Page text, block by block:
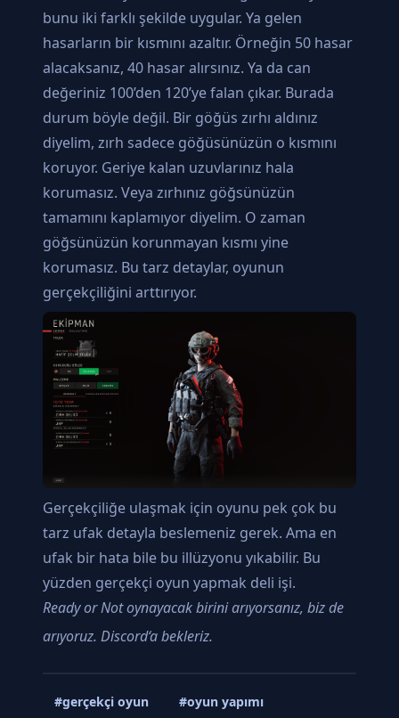
bunu iki farklı şekilde uygular. Ya gelen
hasarların bir kısmını azaltır. Örneğin 50 hasar
alacaksanız, 40 hasar alırsınız. Ya da can
değeriniz 100’den 120’ye falan çıkar. Burada
durum böyle değil. Bir göğüs zırhı aldınız
diyelim, zırh sadece göğüsünüzün o kısmını
koruyor. Geriye kalan uzuvlarınız hala
korumasız. Veya zırhınız göğsünüzün
tamamını kaplamıyor diyelim. O zaman
göğsünüzün korunmayan kısmı yine
korumasız. Bu tarz detaylar, oyunun
gerçekçiliğini arttırıyor.
Gerçekçiliğe ulaşmak için oyunu pek çok bu
tarz ufak detayla beslemeniz gerek. Ama en
ufak bir hata bile bu illüzyonu yıkabilir. Bu
yüzden gerçekçi oyun yapmak deli işi.
Ready or Not oynayacak birini arıyorsanız, biz de
arıyoruz. Discord‘a bekleriz.
#gerçekçi oyun #oyun yapımı